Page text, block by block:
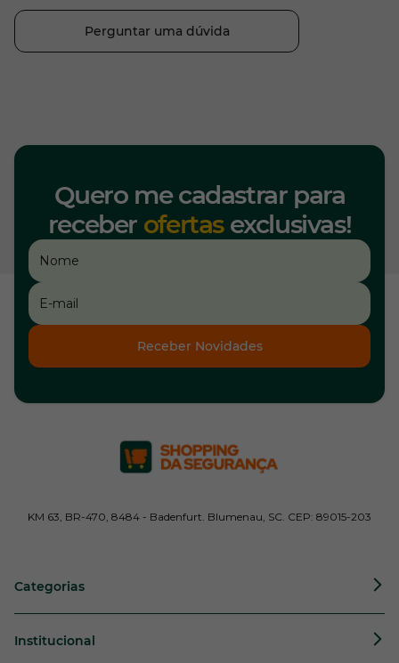
Perguntar uma dúvida
Quero me cadastrar para
receber ofertasexclusivas!
Receber Novidades
KM 63, BR-470, 8484 - Badenfurt. Blumenau, SC. CEP: 89015-203
Categorias
Institucional